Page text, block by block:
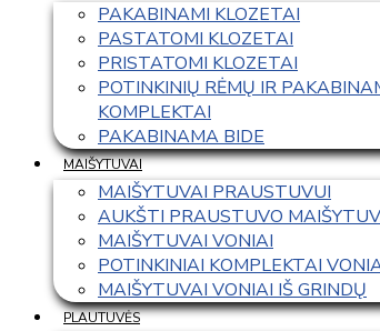
PAKABINAMI KLOZETAI
PASTATOMI KLOZETAI
PRISTATOMI KLOZETAI
POTINKINIŲ RĖMŲ IR
KOMPLEKTAI
PAKABINAMA BIDE
MAIŠYTUVAI
MAIŠYTUVAI PRAUSTUVUI
AUKŠTI PRAUSTUVO
MAIŠYTUVAI VONIAI
POTINKINIAI KOMPLEKTAI
MAIŠYTUVAI VONIAI IŠ GRINDŲ
PLAUTUVĖS